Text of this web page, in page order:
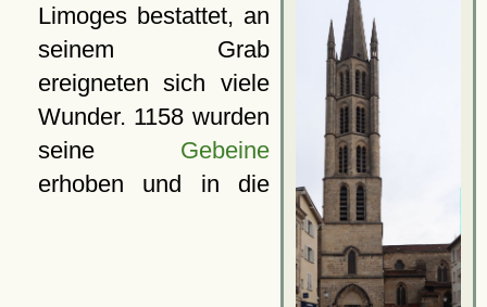
Limoges bestattet, an
seinem Grab
ereigneten sich viele
Wunder. 1158 wurden
seine Gebeine
erhoben und in die